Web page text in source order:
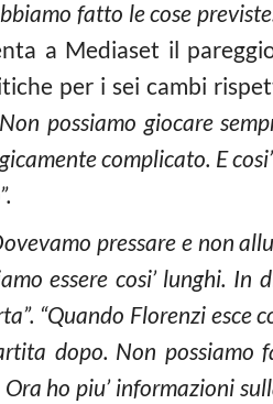
fatto le cose
a Mediaset il
per i sei cambi
possiamo giocare
complicato. E
pressare e non
essere cosi’ lunghi.
“Quando Florenzi esce
dopo. Non possiamo
ho piu’ informazioni